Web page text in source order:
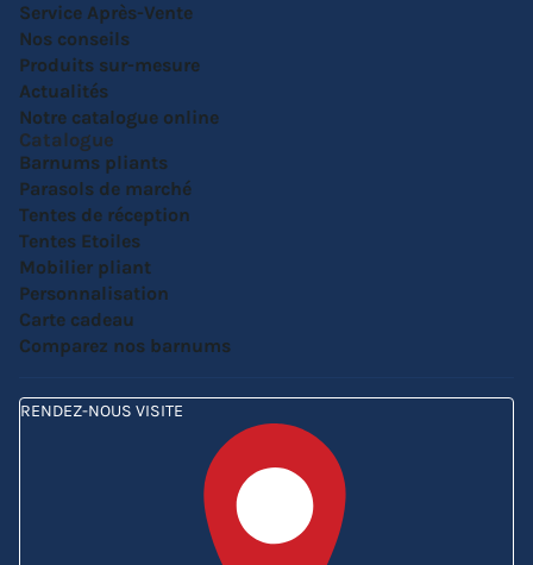
Service Après-Vente
Nos conseils
Produits sur-mesure
Actualités
Notre catalogue online
Catalogue
Barnums pliants
Parasols de marché
Tentes de réception
Tentes Etoiles
Mobilier pliant
Personnalisation
Carte cadeau
Comparez nos barnums
RENDEZ-NOUS VISITE